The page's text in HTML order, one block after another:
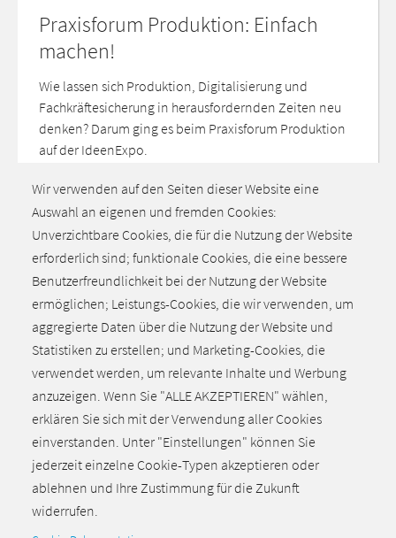
Praxisforum Produktion: Einfach
machen!
Wie lassen sich Produktion, Digitalisierung und
Fachkräftesicherung in herausfordernden Zeiten neu
denken? Darum ging es beim Praxisforum Produktion
auf der IdeenExpo.
Alle aktuellen Meldungen
Jetzt anmelden.
Zurück zum Seitenanfang
Wir verwenden auf den Seiten dieser Website eine
Auswahl an eigenen und fremden Cookies:
Unverzichtbare Cookies, die für die Nutzung der Website
erforderlich sind; funktionale Cookies, die eine bessere
Benutzerfreundlichkeit bei der Nutzung der Website
ermöglichen; Leistungs-Cookies, die wir verwenden, um
aggregierte Daten über die Nutzung der Website und
Statistiken zu erstellen; und Marketing-Cookies, die
verwendet werden, um relevante Inhalte und Werbung
anzuzeigen. Wenn Sie "ALLE AKZEPTIEREN" wählen,
erklären Sie sich mit der Verwendung aller Cookies
einverstanden. Unter "Einstellungen" können Sie
jederzeit einzelne Cookie-Typen akzeptieren oder
ablehnen und Ihre Zustimmung für die Zukunft
widerrufen.